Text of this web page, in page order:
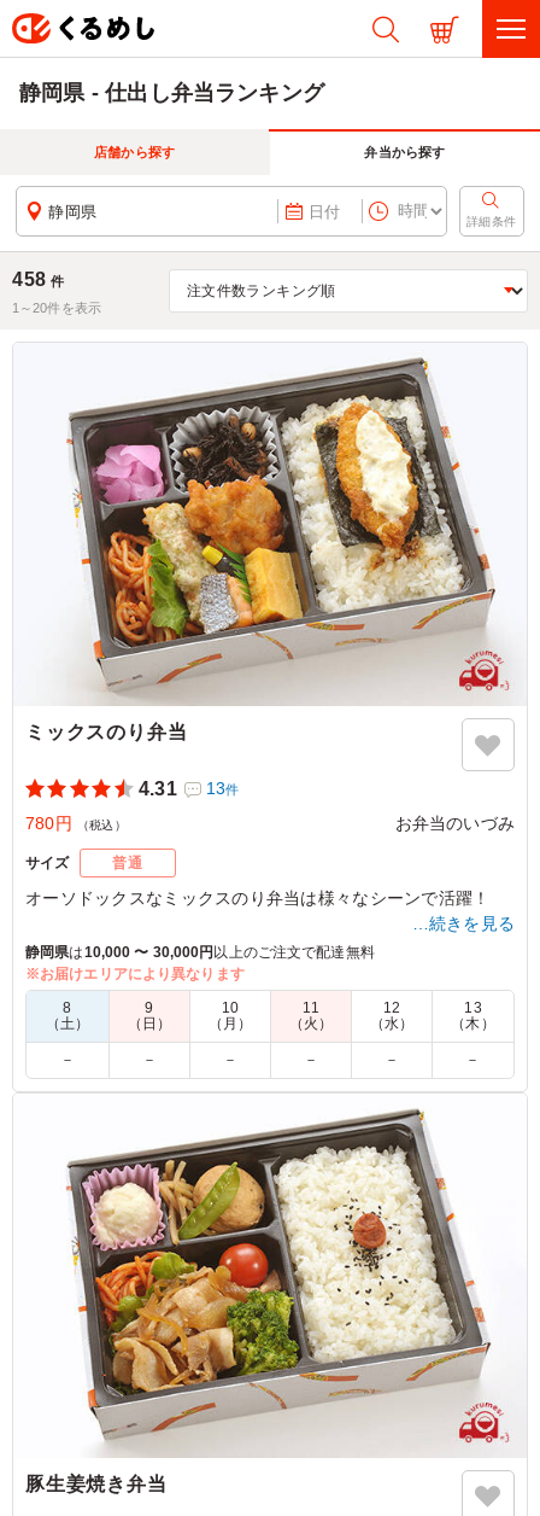
静岡県 - 仕出し弁当ランキング
店舗から探す 弁当から探す
静岡県 日付
詳細条件
458 件
1～20件を表示
ミックスのり弁当
4.31 13件
780円 （税込） お弁当のいづみ
サイズ 普通
オーソドックスなミックスのり弁当は様々なシーンで活躍！
4.5 株式会社ワールド・コラボ・ジャパン
ボリュームあってよかったです。
静岡県浜松市中央区中央2024/03/04
…続きを見る
静岡県は10,000 〜 30,000円 以上のご注文で配達無料
※お届けエリアにより異なります
8
（土）
9
（日）
10
（月）
11
（火）
12
（水）
13
（木）
－ － － － － －
豚生姜焼き弁当